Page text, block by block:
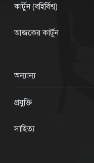
কার্টুন (বহির্বিশ্ব)
আজকের কার্টুন
অন্যান্য
প্রযুক্তি
সাহিত্য